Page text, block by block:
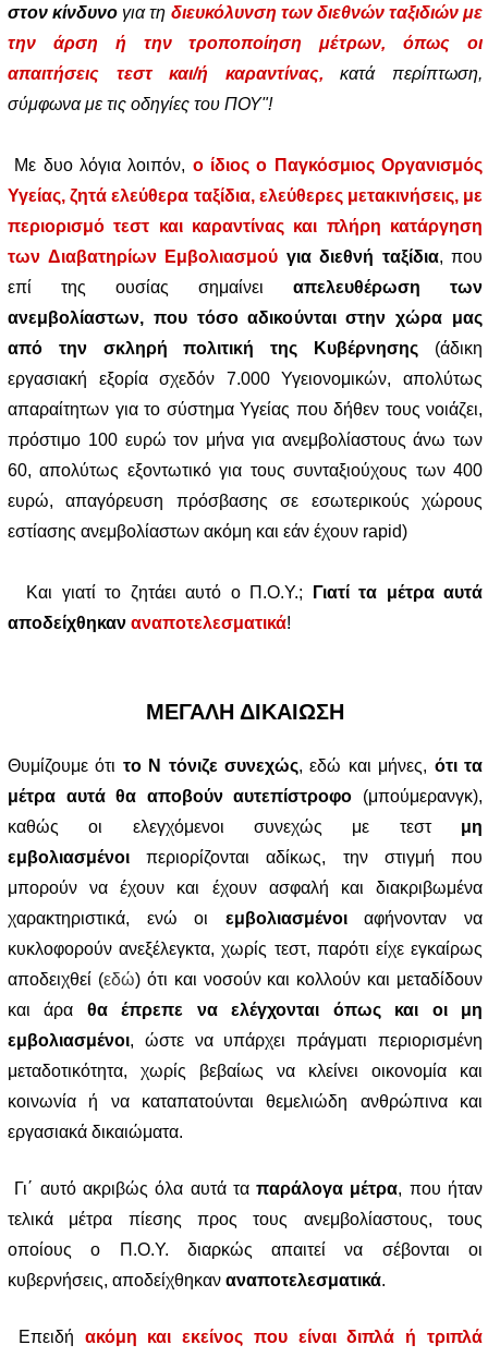
στον κίνδυνο για τη διευκόλυνση των διεθνών ταξιδιών με
την άρση ή την τροποποίηση μέτρων, όπως οι
απαιτήσεις τεστ και/ή καραντίνας, κατά περίπτωση,
σύμφωνα με τις οδηγίες του ΠΟΥ"!
Με δυο λόγια λοιπόν, ο ίδιος ο Παγκόσμιος Οργανισμός
Υγείας, ζητά ελεύθερα ταξίδια, ελεύθερες μετακινήσεις, με
περιορισμό τεστ και καραντίνας και πλήρη κατάργηση
των Διαβατηρίων Εμβολιασμού για διεθνή ταξίδια, που
επί της ουσίας σημαίνει απελευθέρωση των
ανεμβολίαστων, που τόσο αδικούνται στην χώρα μας
από την σκληρή πολιτική της Κυβέρνησης (άδικη
εργασιακή εξορία σχεδόν 7.000 Υγειονομικών, απολύτως
απαραίτητων για το σύστημα Υγείας που δήθεν τους νοιάζει,
πρόστιμο 100 ευρώ τον μήνα για ανεμβολίαστους άνω των
60, απολύτως εξοντωτικό για τους συνταξιούχους των 400
ευρώ, απαγόρευση πρόσβασης σε εσωτερικούς χώρους
εστίασης ανεμβολίαστων ακόμη και εάν έχουν rapid)
Και γιατί το ζητάει αυτό ο Π.Ο.Υ.;
Γιατί τα μέτρα αυτά
αποδείχθηκαν αναποτελεσματικά!
ΜΕΓΑΛΗ ΔΙΚΑΙΩΣΗ
Θυμίζουμε ότι το Ν τόνιζε συνεχώς, εδώ και μήνες, ότι τα
μέτρα αυτά θα αποβούν αυτεπίστροφο (μπούμερανγκ),
καθώς οι ελεγχόμενοι συνεχώς με τεστ μη
εμβολιασμένοι περιορίζονται αδίκως, την στιγμή που
μπορούν να έχουν και έχουν ασφαλή και διακριβωμένα
χαρακτηριστικά, ενώ οι εμβολιασμένοιαφήνονταν να
κυκλοφορούν ανεξέλεγκτα, χωρίς τεστ, παρότι είχε εγκαίρως
αποδειχθεί (εδώ) ότι και νοσούν και κολλούν και μεταδίδουν
και άρα θα έπρεπε να ελέγχονται όπως και οι μη
εμβολιασμένοι, ώστε να υπάρχει πράγματι περιορισμένη
μεταδοτικότητα, χωρίς βεβαίως να κλείνει οικονομία και
κοινωνία ή να καταπατούνται θεμελιώδη ανθρώπινα και
εργασιακά δικαιώματα.
Γι΄ αυτό ακριβώς όλα αυτά ταπαράλογα μέτρα, που ήταν
τελικά μέτρα πίεσης προς τους ανεμβολίαστους, τους
οποίους ο Π.Ο.Υ. διαρκώς απαιτεί να σέβονται οι
κυβερνήσεις, αποδείχθηκαν αναποτελεσματικά.
Επειδή ακόμη και εκείνος που είναι διπλά ή τριπλά